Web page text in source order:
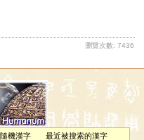
瀏覽次數: 7436
隨機漢字 最近被搜索的漢字